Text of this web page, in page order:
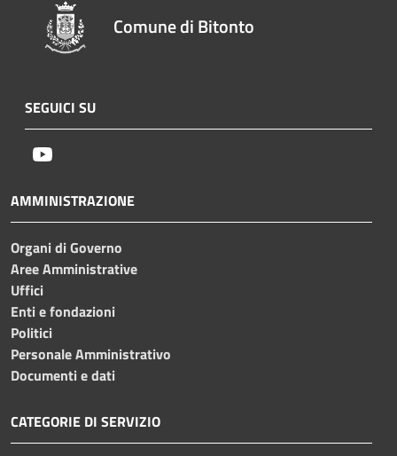
Comune di Bitonto
SEGUICI SU
AMMINISTRAZIONE
Organi di Governo
Aree Amministrative
Uffici
Enti e fondazioni
Politici
Personale Amministrativo
Documenti e dati
CATEGORIE DI SERVIZIO